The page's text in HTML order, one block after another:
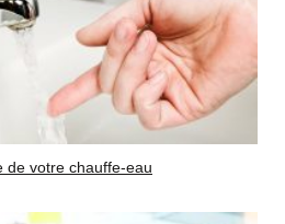
de votre chauffe-eau